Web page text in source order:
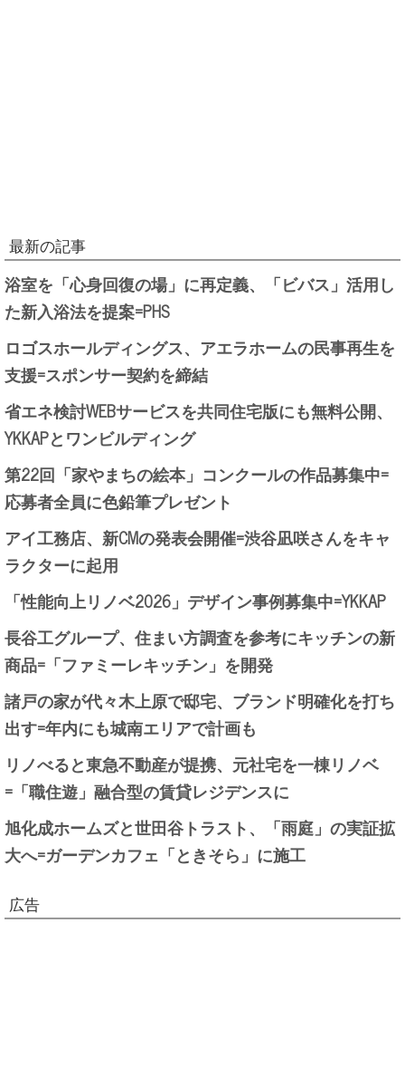
最新の記事
浴室を「心身回復の場」に再定義、「ビバス」活用し
た新入浴法を提案=PHS
ロゴスホールディングス、アエラホームの民事再生を
支援=スポンサー契約を締結
省エネ検討WEBサービスを共同住宅版にも無料公開、
YKKAPとワンビルディング
第22回「家やまちの絵本」コンクールの作品募集中=
応募者全員に色鉛筆プレゼント
アイ工務店、新CMの発表会開催=渋谷凪咲さんをキャ
ラクターに起用
「性能向上リノベ2026」デザイン事例募集中=YKKAP
長谷工グループ、住まい方調査を参考にキッチンの新
商品=「ファミーレキッチン」を開発
諸戸の家が代々木上原で邸宅、ブランド明確化を打ち
出す=年内にも城南エリアで計画も
リノべると東急不動産が提携、元社宅を一棟リノベ
=「職住遊」融合型の賃貸レジデンスに
旭化成ホームズと世田谷トラスト、「雨庭」の実証拡
大へ=ガーデンカフェ「ときそら」に施工
広告